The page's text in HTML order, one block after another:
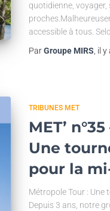
quotidienne, voyager,
accessible à tous.
ParGroupe MIRS, il y
TRIBUNES MET
MET’
Une
pour la
Métropole Tour : Une
Depuis 3 ans, notre